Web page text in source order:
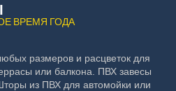
ВРЕМЯ ГОДА
размеров и расцветок для
или балкона. ПВХ завесы
из ПВХ для автомойки или